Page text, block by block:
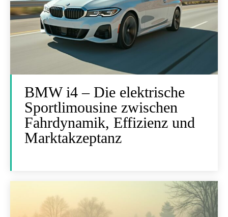
BMW i4 – Die elektrische
Sportlimousine zwischen
Fahrdynamik, Effizienz und
Marktakzeptanz